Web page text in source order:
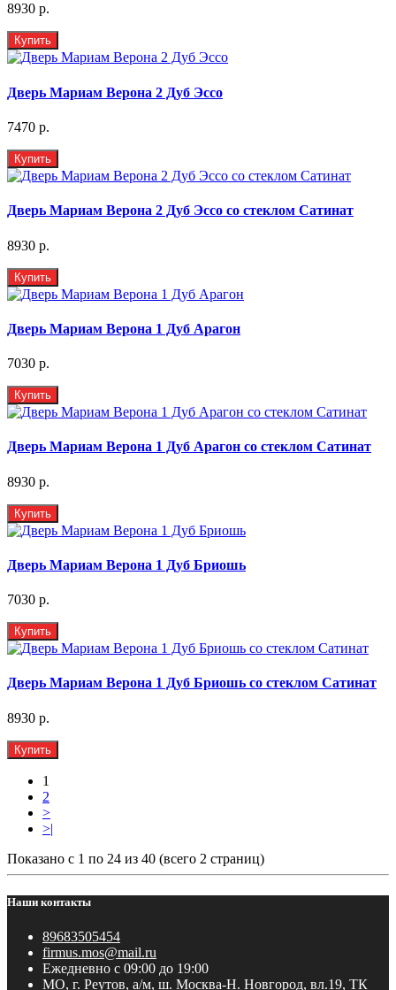
8930 р.
Купить
Дверь Мариам Верона 2 Дуб Эссо
7470 р.
Купить
Дверь Мариам Верона 2 Дуб Эссо со стеклом Сатинат
8930 р.
Купить
Дверь Мариам Верона 1 Дуб Арагон
7030 р.
Купить
Дверь Мариам Верона 1 Дуб Арагон со стеклом Сатинат
8930 р.
Купить
Дверь Мариам Верона 1 Дуб Бриошь
7030 р.
Купить
Дверь Мариам Верона 1 Дуб Бриошь со стеклом Сатинат
8930 р.
Купить
1
2
>
>|
Показано с 1 по 24 из 40 (всего 2 страниц)
Наши контакты
89683505454
firmus.mos@mail.ru
Ежедневно с 09:00 до 19:00
МО, г. Реутов, а/м, ш. Москва-Н. Новгород, вл.19, ТК